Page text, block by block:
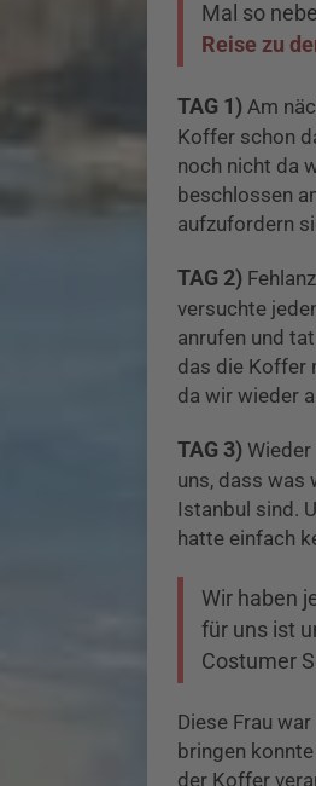
Mal so
Reise zu
TAG 1) Am
Koffer schon
noch nicht da
beschlossen
aufzufordern
TAG 2)
versuchte
anrufen und
das die Koffer
da wir wieder
TAG 3)
uns, dass was
Istanbul sind.
hatte einfach
Wir haben
für uns ist
Costumer
Diese Frau
bringen
der Koffer